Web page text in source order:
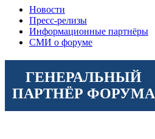
Новости
Пресс-релизы
Информационные партнёры
СМИ о форуме
ГЕНЕРАЛЬНЫЙ
ПАРТНЁР ФОРУМА